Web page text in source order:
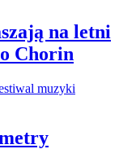
na letni
Chorin